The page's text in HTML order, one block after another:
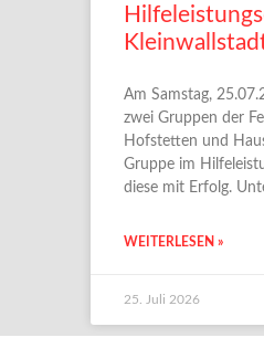
Am Samstag,
zwei Gruppen der
Hofstetten und
Gruppe im
diese mit Erfolg.
WEITERLESEN »
25. Juli 2026